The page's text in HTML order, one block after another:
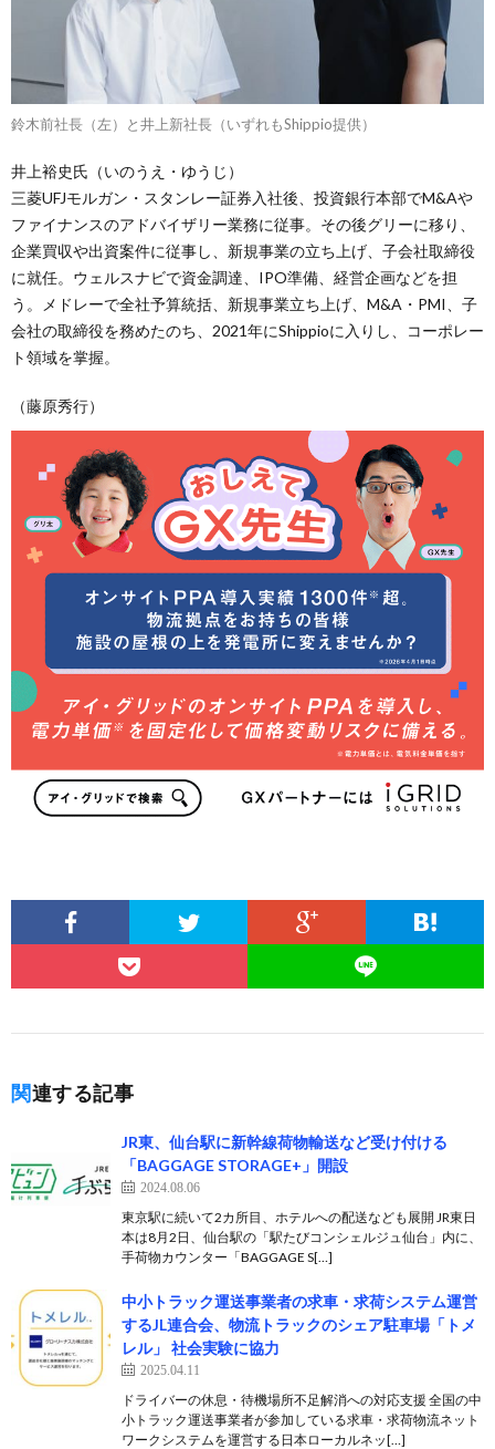
鈴木前社長（左）と井上新社長（いずれもShippio提供）
井上裕史氏（いのうえ・ゆうじ）
三菱UFJモルガン・スタンレー証券入社後、投資銀行本部でM&Aや
ファイナンスのアドバイザリー業務に従事。その後グリーに移り、
企業買収や出資案件に従事し、新規事業の立ち上げ、子会社取締役
に就任。ウェルスナビで資金調達、IPO準備、経営企画などを担
う。メドレーで全社予算統括、新規事業立ち上げ、M&A・PMI、子
会社の取締役を務めたのち、2021年にShippioに入りし、コーポレー
ト領域を掌握。
（藤原秀行）
関連する記事
JR東、仙台駅に新幹線荷物輸送など受け付ける
「BAGGAGE STORAGE+」開設
2024.08.06
東京駅に続いて2カ所目、ホテルへの配送なども展開 JR東日
本は8月2日、仙台駅の「駅たびコンシェルジュ仙台」内に、
手荷物カウンター「BAGGAGE S[…]
中小トラック運送事業者の求車・求荷システム運営
するJL連合会、物流トラックのシェア駐⾞場「トメ
レル」 社会実験に協⼒
2025.04.11
ドライバーの休息・待機場所不足解消への対応支援 全国の中
小トラック運送事業者が参加している求車・求荷物流ネット
ワークシステムを運営する⽇本ローカルネッ[…]